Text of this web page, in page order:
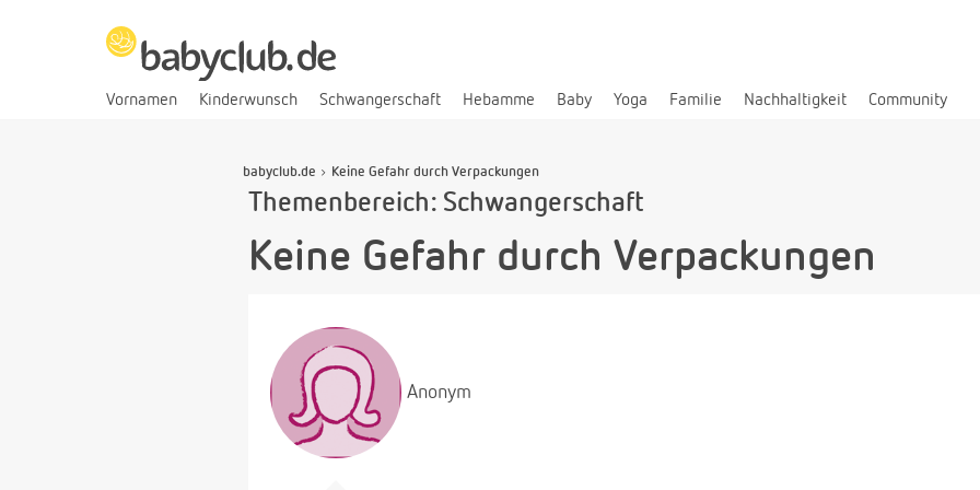
Vornamen Kinderwunsch Schwangerschaft Hebamme Baby Yoga Familie Nachhaltigkeit Community
babyclub.de Keine Gefahr durch Verpackungen
Themenbereich: Schwangerschaft
Keine Gefahr durch Verpackungen
Anonym